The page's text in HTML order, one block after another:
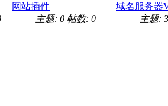
网站插件
主题: 0 帖数: 0
域名服务器
主题: